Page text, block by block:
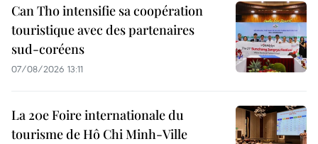
Can Tho intensifie sa coopération
touristique avec des partenaires
sud-coréens
07/08/2026 13:11
La 20e Foire internationale du
tourisme de Hô Chi Minh-Ville